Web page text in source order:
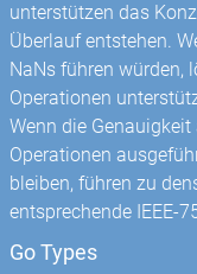
unterstützen das
Überlauf entstehen.
NaNs führen würden,
Operationen
Wenn die
Operationen
bleiben, führen zu
entsprechende IEEE-
Go Types